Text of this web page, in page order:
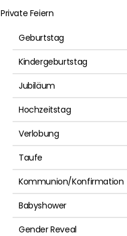
Private Feiern
Geburtstag
Kindergeburtstag
Jubiläum
Hochzeitstag
Verlobung
Taufe
Kommunion/Konfirmation
Babyshower
Gender Reveal